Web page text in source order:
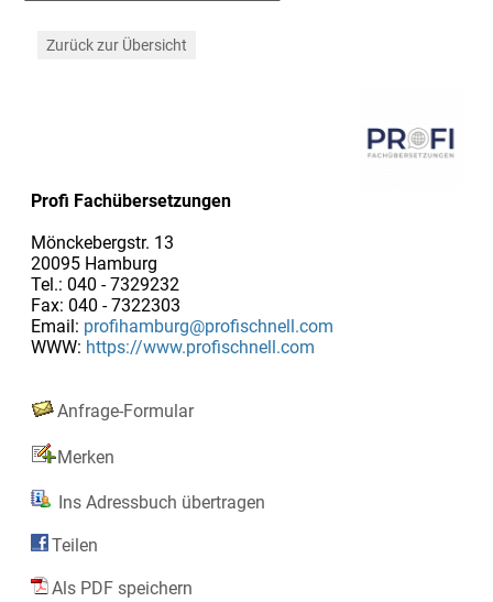
Zurück zur Übersicht
Profi Fachübersetzungen
Mönckebergstr. 13
20095 Hamburg
Tel.: 040 - 7329232
Fax: 040 - 7322303
Email: profihamburg@profischnell.com
WWW: https://www.profischnell.com
Anfrage-Formular
Merken
Ins Adressbuch übertragen
Teilen
Als PDF speichern